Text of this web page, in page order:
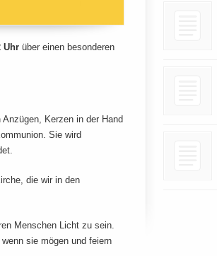
Uhr über einen besonderen
Kerzen in der Hand
Sie wird
die wir in den
Menschen Licht zu sein.
sie mögen und feiern